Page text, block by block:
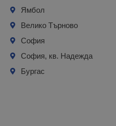
Ямбол
Велико Търново
София
София, кв. Надежда
Бургас